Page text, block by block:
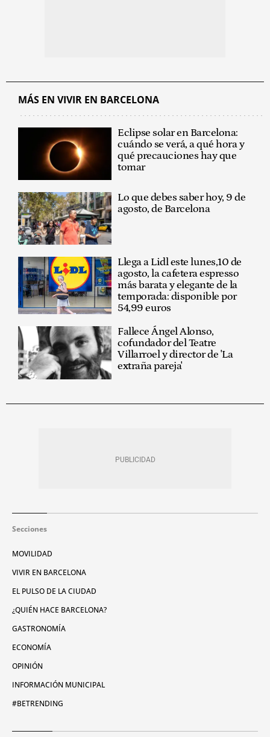
MÁS EN VIVIR EN BARCELONA
Eclipse solar en Barcelona:
cuándo se verá, a qué hora y
qué precauciones hay que
tomar
Lo que debes saber hoy, 9 de
agosto, de Barcelona
Llega a Lidl este lunes,10 de
agosto, la cafetera espresso
más barata y elegante de la
temporada: disponible por
54,99 euros
Fallece Ángel Alonso,
cofundador del Teatre
Villarroel y director de 'La
extraña pareja'
Secciones
MOVILIDAD
VIVIR EN BARCELONA
EL PULSO DE LA CIUDAD
¿QUIÉN HACE BARCELONA?
GASTRONOMÍA
ECONOMÍA
OPINIÓN
INFORMACIÓN MUNICIPAL
#BETRENDING